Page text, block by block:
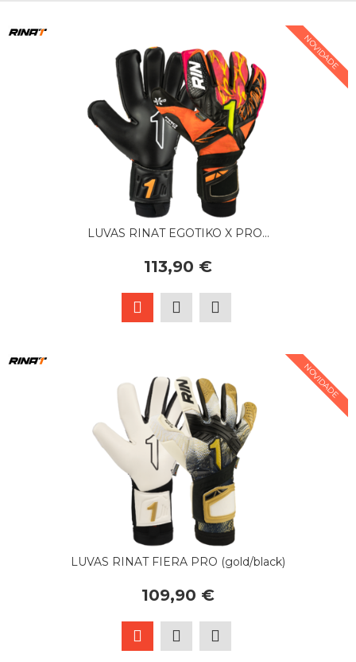
NOVIDADE
LUVAS RINAT EGOTIKO X PRO...
113,90 €
NOVIDADE
LUVAS RINAT FIERA PRO (gold/black)
109,90 €